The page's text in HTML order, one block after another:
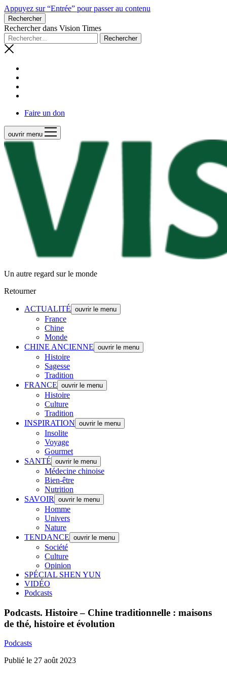
Appuyez sur “Entrée” pour passer au contenu
Rechercher
Rechercher dans Vision Times
Faire un don
ouvrir menu
Un autre regard sur le monde
Retourner
ACTUALITÉ ouvrir le menu
France
Chine
Monde
CHINE ANCIENNE ouvrir le menu
Histoire
Sagesse
Tradition
FRANCE ouvrir le menu
Histoire
Culture
Tradition
INSPIRATION ouvrir le menu
Insolite
Voyage
Gourmet
SANTÉ ouvrir le menu
Médecine chinoise
Bien-être
Nutrition
SAVOIR
ouvrir le menu
Homme
Univers
Nature
TENDANCE ouvrir le menu
Société
Culture
Opinion
SPÉCIAL SHEN YUN
VIDÉO
Podcasts
Podcasts. Histoire – Chine traditionnelle : maisons
de thé, histoire et évolution
Podcasts
Publié le 27 août 2023